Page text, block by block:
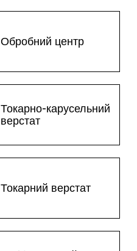
Обробний центр
Токарно-карусельний
верстат
Токарний верстат